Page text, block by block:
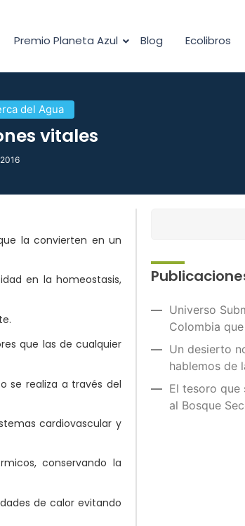
Premio Planeta Azul Blog Ecolibros
del Agua
vitales
la convierten en un
en la homeostasis,
que las de cualquier
se realiza a través del
cardiovascular y
conservando la
de calor evitando
Universo
Colombia
Un desierto
hablemos de
El tesoro que
al Bosque